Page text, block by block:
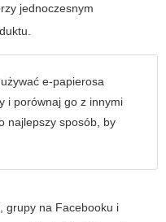
jednoczesnym
e-papierosa
i porównaj go z innymi
najlepszy sposób, by
grupy na Facebooku i